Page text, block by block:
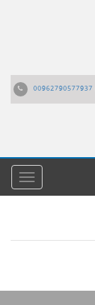
00962790577937
القائمة